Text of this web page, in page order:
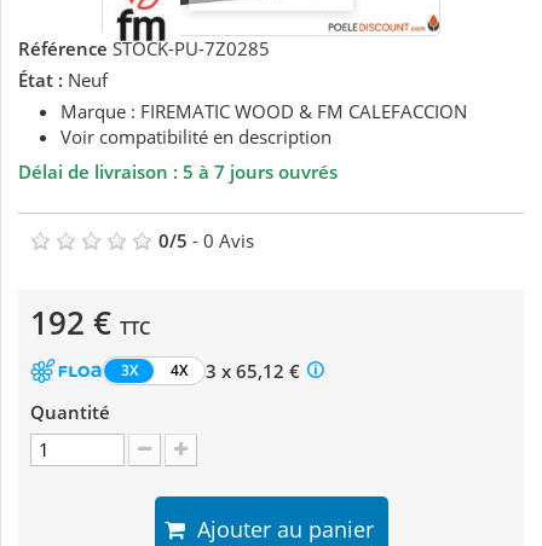
Référence STOCK-PU-7Z0285
État : Neuf
Marque : FIREMATIC WOOD & FM CALEFACCION
Voir compatibilité en description
Délai de livraison : 5 à 7 jours ouvrés
0/5 - 0 Avis
192 € TTC
3X 4X
3 x 65,12 €
Quantité
Ajouter au panier